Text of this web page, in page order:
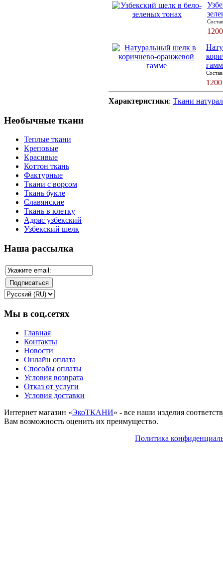
Характеристики: Ткани
Необычные ткани
Теплые ткани
Креповые
Красивые
Коттон ткань
Фактурные
Ткани с ворсом
Ткань букле
Славянские
Ткань в клетку
Адрас узбекский
Узбекский шелк
Наша рассылка
Мы в соц.сетях
Главная
Контакты
Новости
Онлайн оплата
Способы оплаты
Условия возврата
Отказ от услуги
Условия доставки
Интернет магазин «ЭкоТКАНИ» - все наши изделия
Вам возможность оценить их преимущество.
Политика